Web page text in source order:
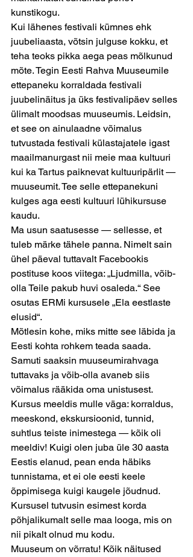
kunstikogu.
Kui lähenes festivali kümnes ehk
juubeliaasta, võtsin julguse kokku, et
teha teoks pikka aega peas mõlkunud
mõte. Tegin Eesti Rahva Muuseumile
ettepaneku korraldada festivali
juubelinäitus ja üks festivalipäev selles
ülimalt moodsas muuseumis. Leidsin,
et see on ainulaadne võimalus
tutvustada festivali külastajatele igast
maailmanurgast nii meie maa kultuuri
kui ka Tartus paiknevat kultuuripärlit —
muuseumit. Tee selle ettepanekuni
kulges aga eesti kultuuri lühikursuse
kaudu.
Ma usun saatusesse — sellesse, et
tuleb märke tähele panna. Nimelt sain
ühel päeval tuttavalt Facebookis
postituse koos viitega: „Ljudmilla, võib-
olla Teile pakub huvi osaleda.“ See
osutas ERMi kursusele „Ela eestlaste
elusid“.
Mõtlesin kohe, miks mitte see läbida ja
Eesti kohta rohkem teada saada.
Samuti saaksin muuseumirahvaga
tuttavaks ja võib-olla avaneb siis
võimalus rääkida oma unistusest.
Kursus meeldis mulle väga: korraldus,
meeskond, ekskursioonid, tunnid,
suhtlus teiste inimestega — kõik oli
meeldiv! Kuigi olen juba üle 30 aasta
Eestis elanud, pean enda häbiks
tunnistama, et ei ole eesti keele
õppimisega kuigi kaugele jõudnud.
Kursusel tutvusin esimest korda
põhjalikumalt selle maa looga, mis on
nii pikalt olnud mu kodu.
Muuseum on võrratu! Kõik näitused